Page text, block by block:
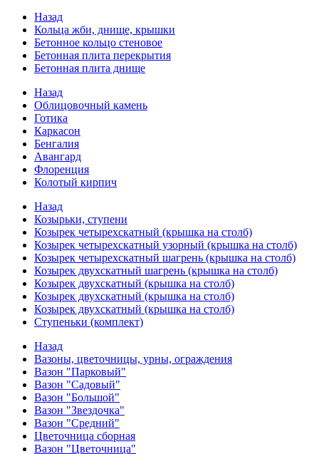
Назад
Кольца жби, днище, крышки
Бетонное кольцо стеновое
Бетонная плита перекрытия
Бетонная плита днище
Назад
Облицовочный камень
Готика
Каркасон
Бенгалия
Авангард
Флоренция
Колотый кирпич
Назад
Козырьки, ступени
Козырек четырехскатный (крышка на столб)
Козырек четырехскатный узорный (крышка на столб)
Козырек четырехскатный шагрень (крышка на столб)
Козырек двухскатный шагрень (крышка на столб)
Козырек двухскатный (крышка на столб)
Козырек двухскатный (крышка на столб)
Козырек двухскатный (крышка на столб)
Ступеньки (комплект)
Назад
Вазоны, цветочницы, урны, ограждения
Вазон "Парковый"
Вазон "Садовый"
Вазон "Большой"
Вазон "Звездочка"
Вазон "Средний"
Цветочница сборная
Вазон "Цветочница"